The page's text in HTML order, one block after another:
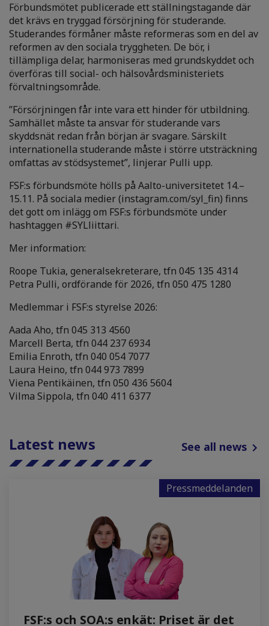
Förbundsmötet publicerade ett ställningstagande där
det krävs en tryggad försörjning för studerande.
Studerandes förmåner måste reformeras som en del av
reformen av den sociala tryggheten. De bör, i
tillämpliga delar, harmoniseras med grundskyddet och
överföras till social- och hälsovårdsministeriets
förvaltningsområde.
”Försörjningen får inte vara ett hinder för utbildning.
Samhället måste ta ansvar för studerande vars
skyddsnät redan från början är svagare. Särskilt
internationella studerande måste i större utsträckning
omfattas av stödsystemet”, linjerar Pulli upp.
FSF:s förbundsmöte hölls på Aalto-universitetet 14.–
15.11. På sociala medier (instagram.com/syl_fin) finns
det gott om inlägg om FSF:s förbundsmöte under
hashtaggen #SYLliittari.
Mer information:
Roope Tukia, generalsekreterare, tfn 045 135 4314
Petra Pulli, ordförande för 2026, tfn 050 475 1280
Medlemmar i FSF:s styrelse 2026:
Aada Aho, tfn 045 313 4560
Marcell Berta, tfn 044 237 6934
Emilia Enroth, tfn 040 054 7077
Laura Heino, tfn 044 973 7899
Viena Pentikäinen, tfn 050 436 5604
Vilma Sippola, tfn 040 411 6377
Latest news See all news
Pressmeddelanden
FSF:s och SOA:s enkät: Priset är det